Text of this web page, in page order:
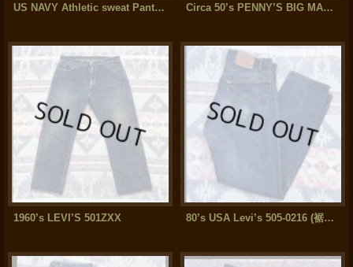
US NAVY Athletic sweat Pants(M) Circa 50’s PENNY’S BIG MAC DENIM SLACKS
1960’s LEVI’S 501ZXX 80’s USA Levi’s 505-0216 (裾チェーン)